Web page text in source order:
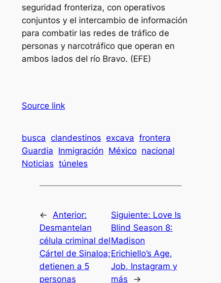
seguridad fronteriza, con operativos
conjuntos y el intercambio de información
para combatir las redes de tráfico de
personas y narcotráfico que operan en
ambos lados del río Bravo. (EFE)
Source link
busca clandestinos excava frontera
Guardia Inmigración México nacional
Noticias túneles
←
Anterior:
Desmantelan
célula criminal del
Cártel de Sinaloa;
detienen a 5
personas
Siguiente: Love Is
Blind Season 8:
Madison
Erichiello’s Age,
Job, Instagram y
más
→